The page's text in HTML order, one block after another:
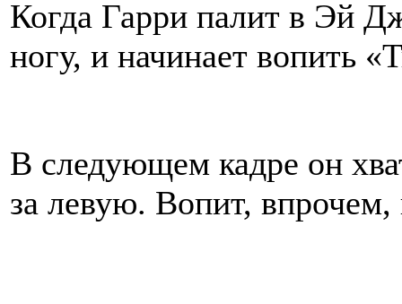
Когда Гарри палит в Эй
ногу, и начинает вопить
В следующем кадре он
за левую. Вопит,